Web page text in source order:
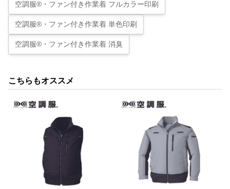
空調服®・ファン付き作業着 フルカラー印刷
空調服®・ファン付き作業着 単色印刷
空調服®・ファン付き作業着 消臭
こちらもオススメ